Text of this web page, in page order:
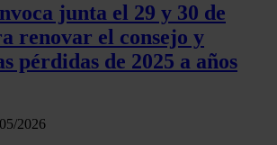
junta el 29 y 30 de
renovar el consejo y
pérdidas de 2025 a años
2026